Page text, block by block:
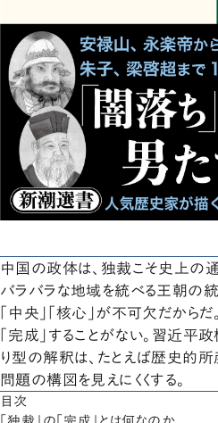
中国の政体は、独裁こそ史上の
バラバラな地域を統べる王朝の
「中央」「核心」が不可欠だから
「完成」することがない。習近平
り型の解釈は、たとえば歴史的所
問題の構図を見えにくくする。
目次